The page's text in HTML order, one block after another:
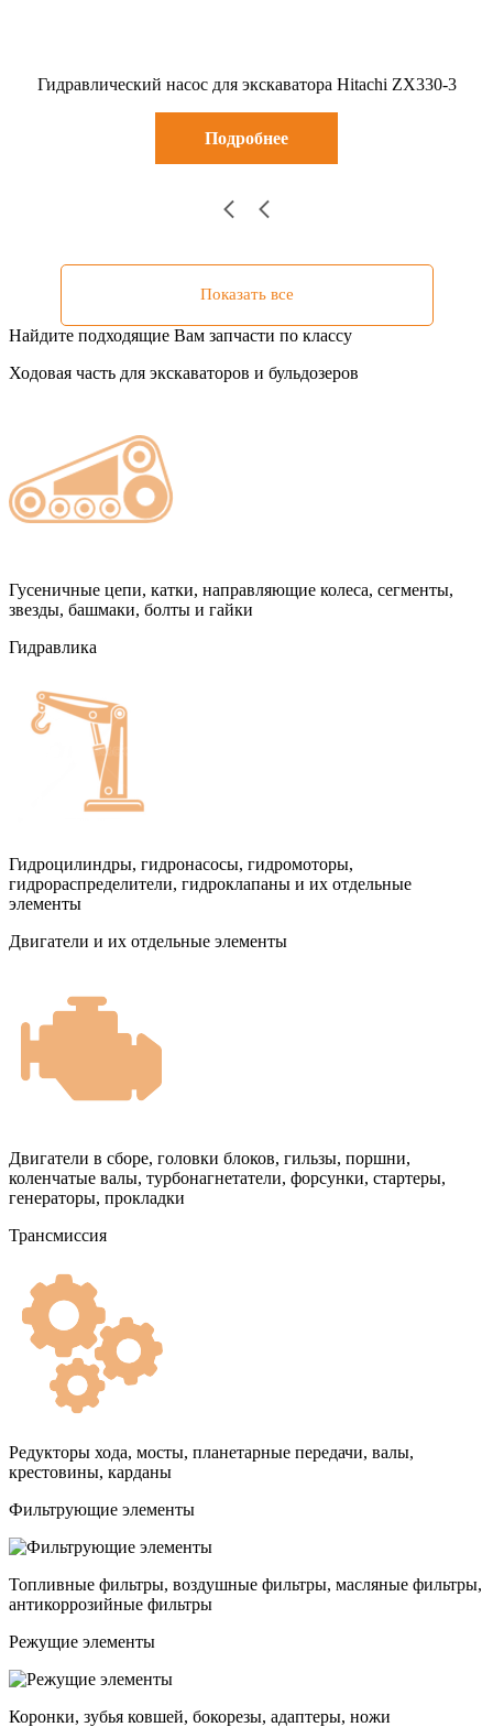
Гидравлический насос для экскаватора Hitachi ZX330-3
Подробнее
Показать все
Найдите подходящие Вам запчасти по классу
Ходовая часть для экскаваторов и бульдозеров
Гусеничные цепи, катки, направляющие колеса, сегменты,
звезды, башмаки, болты и гайки
Гидравлика
Гидроцилиндры, гидронасосы, гидромоторы,
гидрораспределители, гидроклапаны и их отдельные
элементы
Двигатели и их отдельные элементы
Двигатели в сборе, головки блоков, гильзы, поршни,
коленчатые валы, турбонагнетатели, форсунки, стартеры,
генераторы, прокладки
Трансмиссия
Редукторы хода, мосты, планетарные передачи, валы,
крестовины, карданы
Фильтрующие элементы
Топливные фильтры, воздушные фильтры, масляные фильтры,
антикоррозийные фильтры
Режущие элементы
Коронки, зубья ковшей, бокорезы, адаптеры, ножи